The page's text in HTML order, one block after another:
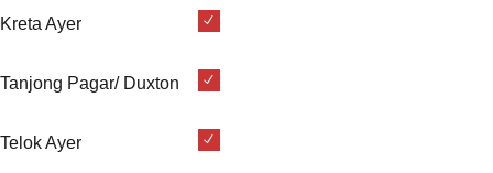
Kreta Ayer
Tanjong Pagar/ Duxton
Telok Ayer